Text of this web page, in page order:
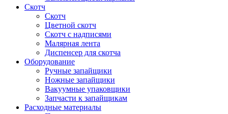
Скотч
Скотч
Цветной скотч
Скотч с надписями
Малярная лента
Диспенсер для скотча
Оборудование
Ручные запайщики
Ножные запайщики
Вакуумные упаковщики
Запчасти к запайщикам
Расходные материалы